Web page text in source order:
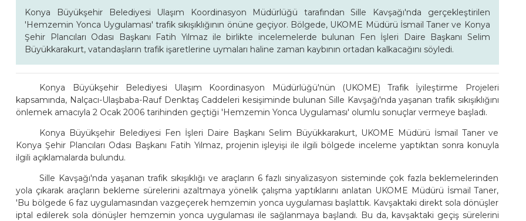
Konya Büyükşehir Belediyesi Ulaşım Koordinasyon Müdürlüğü tarafından Sille Kavşağı'nda gerçekleştirilen
'Hemzemin Yonca Uygulaması' trafik sıkışıklığının önüne geçiyor. Bölgede, UKOME Müdürü İsmail Taner ve Konya
Şehir Plancıları Odası Başkanı Fatih Yılmaz ile birlikte incelemelerde bulunan Fen İşleri Daire Başkanı Selim
Büyükkarakurt, vatandaşların trafik işaretlerine uymaları haline zaman kaybının ortadan kalkacağını söyledi.
Konya Büyükşehir Belediyesi Ulaşım Koordinasyon Müdürlüğü'nün (UKOME) Trafik İyileştirme Projeleri
kapsamında, Nalçacı-Ulaşbaba-Rauf Denktaş Caddeleri kesişiminde bulunan Sille Kavşağı'nda yaşanan trafik sıkışıklığını
önlemek amacıyla 2 Ocak 2006 tarihinden geçtiği 'Hemzemin Yonca Uygulaması' olumlu sonuçlar vermeye başladı.
Konya Büyükşehir Belediyesi Fen İşleri Daire Başkanı Selim Büyükkarakurt, UKOME Müdürü İsmail Taner ve
Konya Şehir Plancıları Odası Başkanı Fatih Yılmaz, projenin işleyişi ile ilgili bölgede inceleme yaptıktan sonra konuyla
ilgili açıklamalarda bulundu.
Sille Kavşağı'nda yaşanan trafik sıkışıklığı ve araçların 6 fazlı sinyalizasyon sisteminde çok fazla beklemelerinden
yola çıkarak araçların bekleme sürelerini azaltmaya yönelik çalışma yaptıklarını anlatan UKOME Müdürü İsmail Taner,
'Bu bölgede 6 faz uygulamasından vazgeçerek hemzemin yonca uygulaması başlattık. Kavşaktaki direkt sola dönüşler
iptal edilerek sola dönüşler hemzemin yonca uygulaması ile sağlanmaya başlandı. Bu da, kavşaktaki geçiş sürelerini